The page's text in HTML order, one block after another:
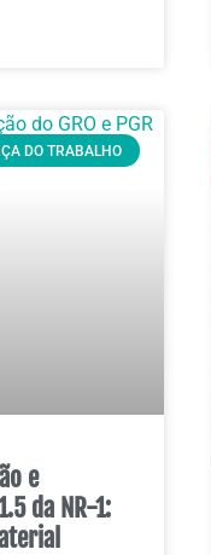
DO TRABALHO
e
da NR-1: